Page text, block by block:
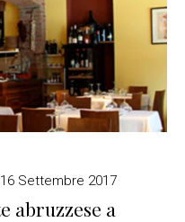
16 Settembre 2017
abruzzese a